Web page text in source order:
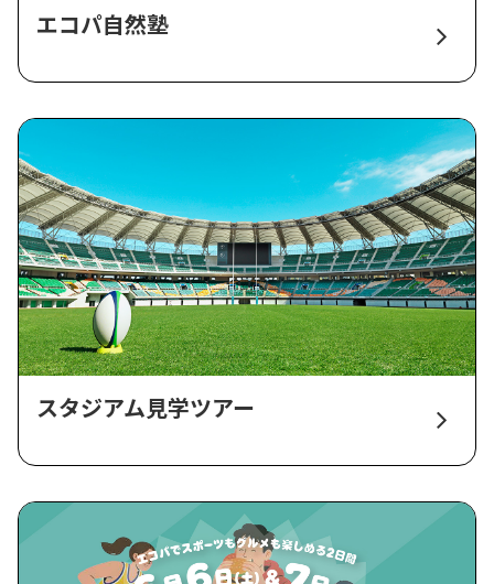
エコパ自然塾
スタジアム見学ツアー